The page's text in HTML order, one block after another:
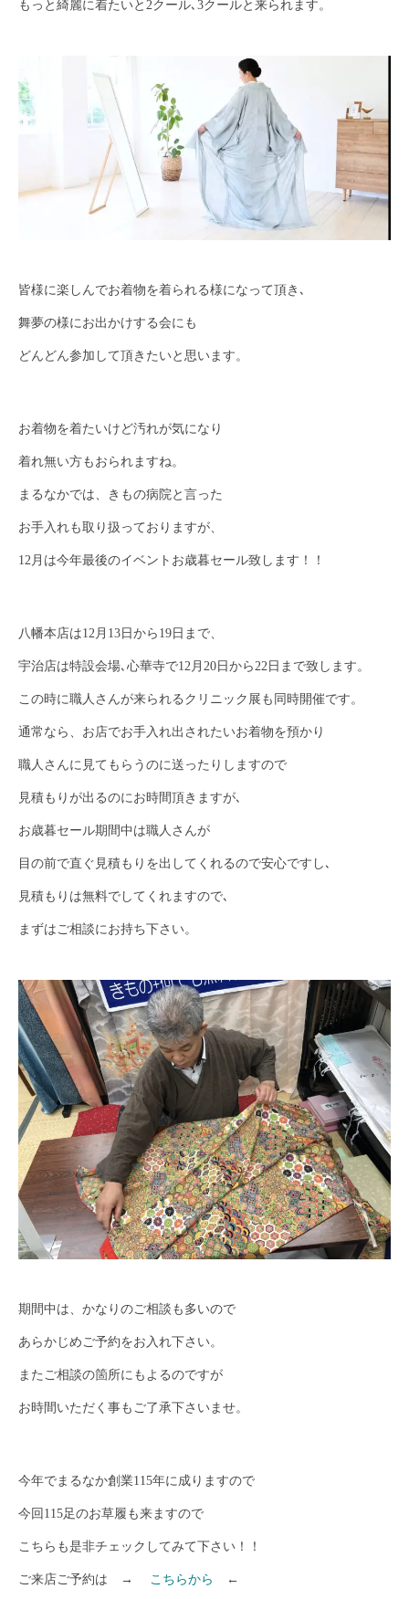
もっと綺麗に着たいと2クール､3クールと来られます。
皆様に楽しんでお着物を着られる様になって頂き､
舞夢の様にお出かけする会にも
どんどん参加して頂きたいと思います。
お着物を着たいけど汚れが気になり
着れ無い方もおられますね。
まるなかでは、きもの病院と言った
お手入れも取り扱っておりますが、
12月は今年最後のイベントお歳暮セール致します！！
八幡本店は12月13日から19日まで、
宇治店は特設会場､心華寺で12月20日から22日まで致します。
この時に職人さんが来られるクリニック展も同時開催です。
通常なら、お店でお手入れ出されたいお着物を預かり
職人さんに見てもらうのに送ったりしますので
見積もりが出るのにお時間頂きますが､
お歳暮セール期間中は職人さんが
目の前で直ぐ見積もりを出してくれるので安心ですし､
見積もりは無料でしてくれますので､
まずはご相談にお持ち下さい。
期間中は、かなりのご相談も多いので
あらかじめご予約をお入れ下さい。
またご相談の箇所にもよるのですが
お時間いただく事もご了承下さいませ。
今年でまるなか創業115年に成りますので
今回115足のお草履も来ますので
こちらも是非チェックしてみて下さい！！
ご来店ご予約は → こちらから ←